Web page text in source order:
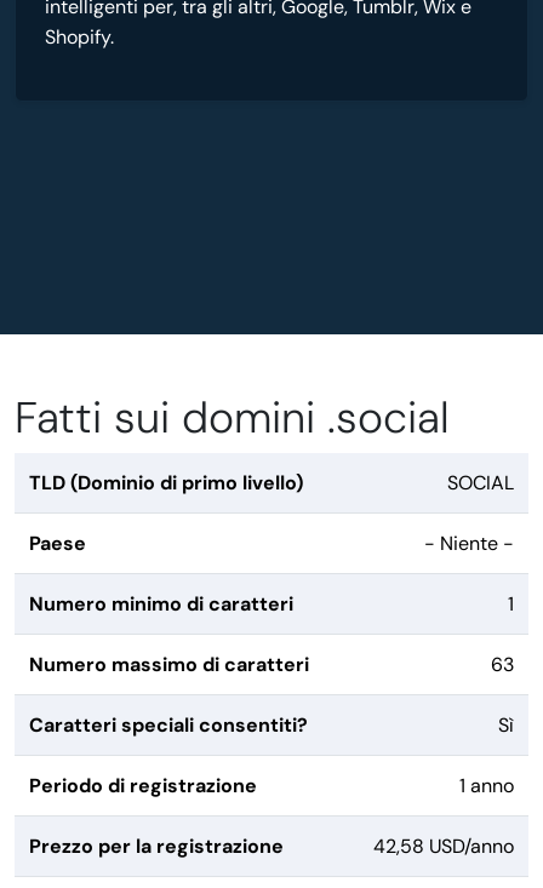
intelligenti per, tra gli altri, Google, Tumblr, Wix e
Shopify.
Fatti sui domini .social
TLD (Dominio di primo livello) SOCIAL
Paese - Niente -
Numero minimo di caratteri 1
Numero massimo di caratteri 63
Caratteri speciali consentiti? Sì
Periodo di registrazione 1 anno
Prezzo per la registrazione 42,58 USD/anno